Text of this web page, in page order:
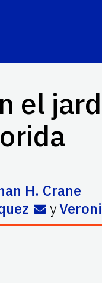
el
H. Crane
y